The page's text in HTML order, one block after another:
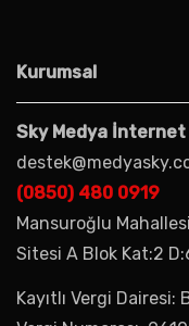
Kurumsal
Sky Medya
(0850) 480 0919
Mansuroğlu
Sitesi A Blok Kat:2
Kayıtlı Vergi Dairesi: